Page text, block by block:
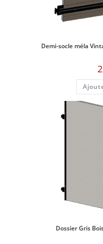
Demi-socle méla
Dossier Gris